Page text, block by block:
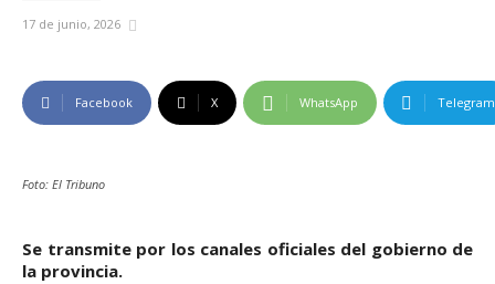
17 de junio, 2026
Facebook X WhatsApp Telegram
Foto: El Tribuno
Se transmite por los canales oficiales del gobierno de
la provincia.